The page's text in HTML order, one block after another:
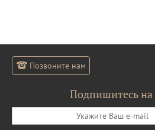
Позвоните нам
Подпишитесь на